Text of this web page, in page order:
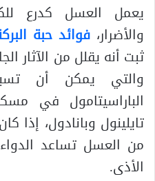
يعمل العسل كدرع
والأضرار، فوائد حبة
ثبت أنه يقلل من الآثار
والتي يمكن أن
الباراسيتامول في
تايلينول وبانادول،
من العسل تساعد
الأذى.